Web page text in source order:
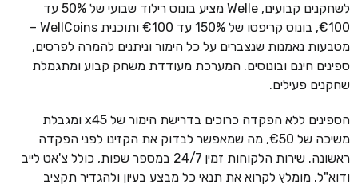
לשחקנים קבועים, Welle מציע בונוס רילוד שבועי של 50% עד
€100, בונוס קריפטו של 150% עד €100 ותוכנית WellCoins –
מטבעות נאמנות שנצברים על כל הימור וניתנים להמרה לפרסים,
ספינים חינם ובונוסים. המערכת מעודדת משחק קבוע ומתגמלת
שחקנים פעילים.
הספינים ללא הפקדה כרוכים בדרישת הימור של x45 ומגבלת
משיכה של €50, מה שמאפשר לבדוק את הקזינו לפני הפקדה
ראשונה. שירות הלקוחות זמין 24/7 במספר שפות, כולל צ'אט לייב
ודוא"ל. מומלץ לקרוא את תנאי כל מבצע בעיון ולהגדיר תקציב